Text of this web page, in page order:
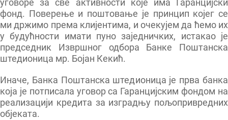
уговоре за све активности које има Гаранцијски
фонд. Поверење и поштовање је принцип којег се
ми држимо према клијентима, и очекујем да ћемо их
у будућности имати пуно заједничких, истакао је
председник Извршног одбора Банке Поштанска
штедионица мр. Бојан Кекић.
Иначе, Банка Поштанска штедионица је прва банка
која је потписала уговор са Гаранцијским фондом на
реализацији кредита за изградњу пољопривредних
објеката.